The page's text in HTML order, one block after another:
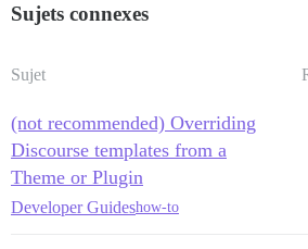
Sujets connexes
Sujet
(not recommended) Overriding
Discourse templates from a
Theme or Plugin
Developer Guideshow-to